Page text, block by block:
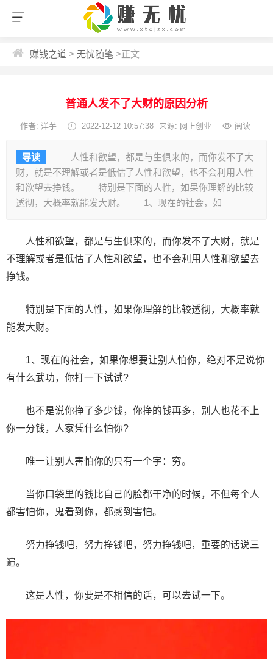
赚钱之道 > 无忧随笔 >正文
普通人发不了大财的原因分析
作者: 洋芋 2022-12-12 10:57:38 来源: 网上创业 阅读
导读
人性和欲望，都是与生俱来的，而你发不了大
财，就是不理解或者是低估了人性和欲望，也不会利用人性
和欲望去挣钱。 特别是下面的人性，如果你理解的比较
透彻，大概率就能发大财。 1、现在的社会，如
人性和欲望，都是与生俱来的，而你发不了大财，就是
不理解或者是低估了人性和欲望，也不会利用人性和欲望去
挣钱。
特别是下面的人性，如果你理解的比较透彻，大概率就
能发大财。
1、现在的社会，如果你想要让别人怕你，绝对不是说你
有什么武功，你打一下试试?
也不是说你挣了多少钱，你挣的钱再多，别人也花不上
你一分钱，人家凭什么怕你?
唯一让别人害怕你的只有一个字：穷。
当你口袋里的钱比自己的脸都干净的时候，不但每个人
都害怕你，鬼看到你，都感到害怕。
努力挣钱吧，努力挣钱吧，努力挣钱吧，重要的话说三
遍。
这是人性，你要是不相信的话，可以去试一下。